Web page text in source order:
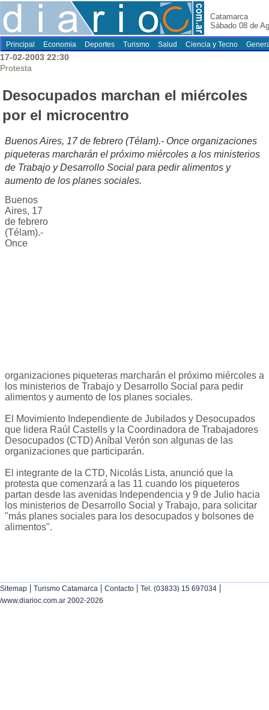
Catamarca
Sábado 08 de
Principal Economia Deportes Turismo Salud Ciencia y Tecno
17-02-2003 22:30
Protesta
Desocupados marchan el miércoles
por el microcentro
Buenos Aires, 17 de febrero (Télam).- Once organizaciones
piqueteras marcharán el próximo miércoles a los ministerios
de Trabajo y Desarrollo Social para pedir alimentos y
aumento de los planes sociales.
Buenos
Aires, 17
de febrero
(Télam).-
Once
organizaciones piqueteras marcharán el próximo miércoles a
los ministerios de Trabajo y Desarrollo Social para pedir
alimentos y aumento de los planes sociales.
El Movimiento Independiente de Jubilados y Desocupados
que lidera Raúl Castells y la Coordinadora de Trabajadores
Desocupados (CTD) Aníbal Verón son algunas de las
organizaciones que participarán.
El integrante de la CTD, Nicolás Lista, anunció que la
protesta que comenzará a las 11 cuando los piqueteros
partan desde las avenidas Independencia y 9 de Julio hacia
los ministerios de Desarrollo Social y Trabajo, para solicitar
"más planes sociales para los desocupados y bolsones de
alimentos".
Sitemap | Turismo Catamarca | Contacto | Tel. (03833) 15 697034 |
/www.diarioc.com.ar 2002-2026